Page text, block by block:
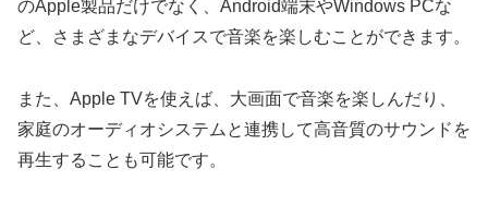
のApple製品だけでなく、Android端末やWindows PCな
ど、さまざまなデバイスで音楽を楽しむことができます。
また、Apple TVを使えば、大画面で音楽を楽しんだり、
家庭のオーディオシステムと連携して高音質のサウンドを
再生することも可能です。